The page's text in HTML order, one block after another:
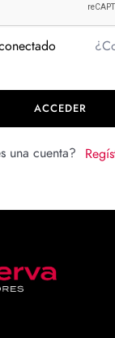
ACCEDER
una cuenta?